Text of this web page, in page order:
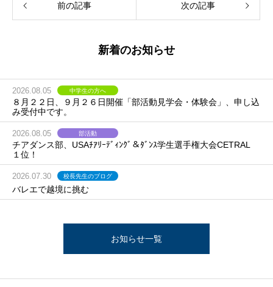
前の記事 次の記事
新着のお知らせ
2026.08.05 中学生の方へ
８月２２日、９月２６日開催「部活動見学会・体験会」、申し込
み受付中です。
2026.08.05 部活動
チアダンス部、USAﾁｱﾘｰﾃﾞｨﾝｸﾞ＆ﾀﾞﾝｽ学生選手権大会CETRAL
１位！
2026.07.30 校長先生のブログ
バレエで越境に挑む
お知らせ一覧